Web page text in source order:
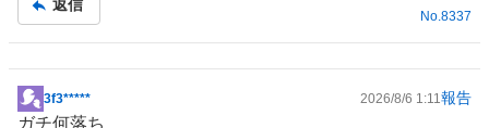
返信
No. 8337
掲
3f3***** 2026/8/6 1:11 報告
ガチ何落ち